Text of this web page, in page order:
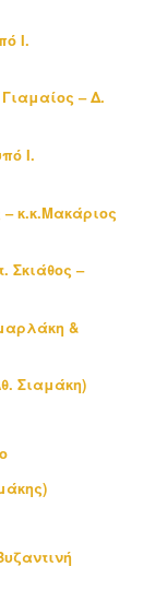
Ι.
– Δ.
Ι.
κ.κ.Μακάριος
Σκιάθος –
&
Σιαμάκη)